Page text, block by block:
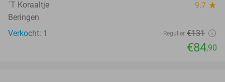
´T Koraaltje 9.7 star
Beringen
Verkocht: 1
Regulier €131
€84,90